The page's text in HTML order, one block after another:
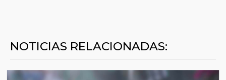
NOTICIAS RELACIONADAS: